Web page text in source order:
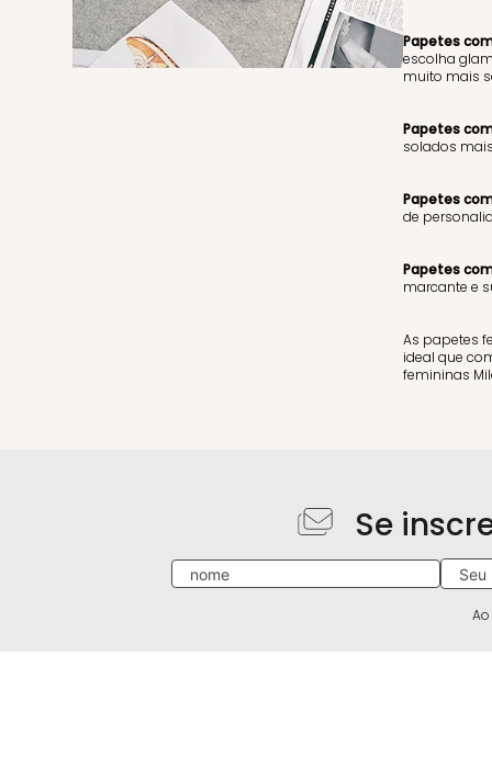
Papetes
escolha
muito mais
Papetes
solados
Papetes
de
Papetes
marcante e
As papetes
ideal que
femininas
Se